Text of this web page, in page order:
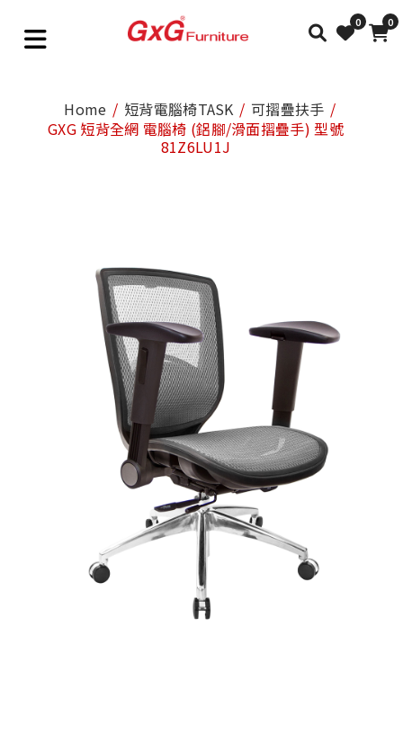
0 0
Home 短背電腦椅TASK
可摺疊扶手
GXG 短背全網 電腦椅 (鋁腳/滑面摺疊手) 型號
81Z6LU1J